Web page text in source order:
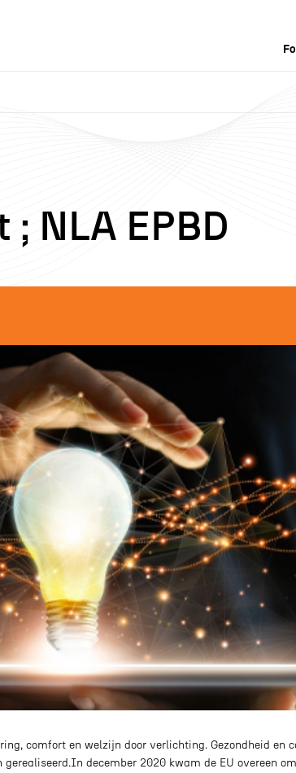
NLA EPBD
comfort en welzijn door verlichting. Gezondheid en
december 2020 kwam de EU overeen